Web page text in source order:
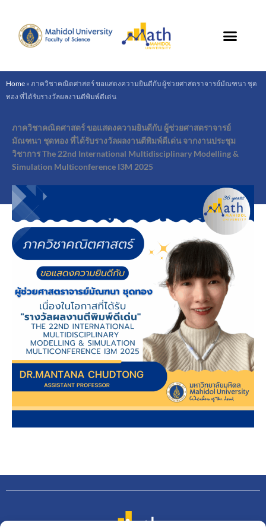
content
Home » ภาควิชาคณิตศาสตร์ ขอแสดงความยินดีกับ ผู้ช่วยศาสตราจารย์มัณฑนา ชุด
ทอง ที่ได้รับรางวัลผลงานตีพิมพ์ดีเด่น
ภาควิชาคณิตศาสตร์ ขอแสดงความยินดีกับ ผู้ช่วยศาสตราจารย์
มัณฑนา ชุดทอง ที่ได้รับรางวัลผลงานตีพิมพ์ดีเด่น จากงานประชุม
วิชาการ The 22nd International Multidisciplinary Modelling &
Simulation Multiconference I3M 2025